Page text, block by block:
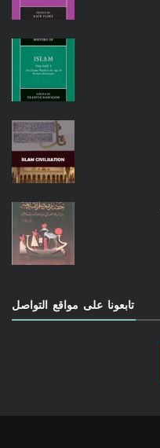
تابعونا على مواقع التواصل